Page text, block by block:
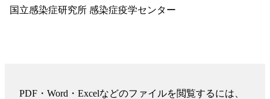
国立感染症研究所 感染症疫学センター
PDF・Word・Excelなどのファイルを閲覧するには、